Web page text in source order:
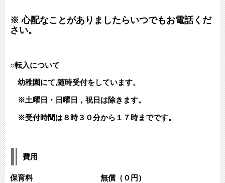
※ 心配なことがありましたらいつでもお電話くだ
さい。
○転入について
幼稚園にて,随時受付をしています。
※土曜日・日曜日，祝日は除きます。
※受付時間は８時３０分から１７時までです。
費用
保育料 無償（０円）